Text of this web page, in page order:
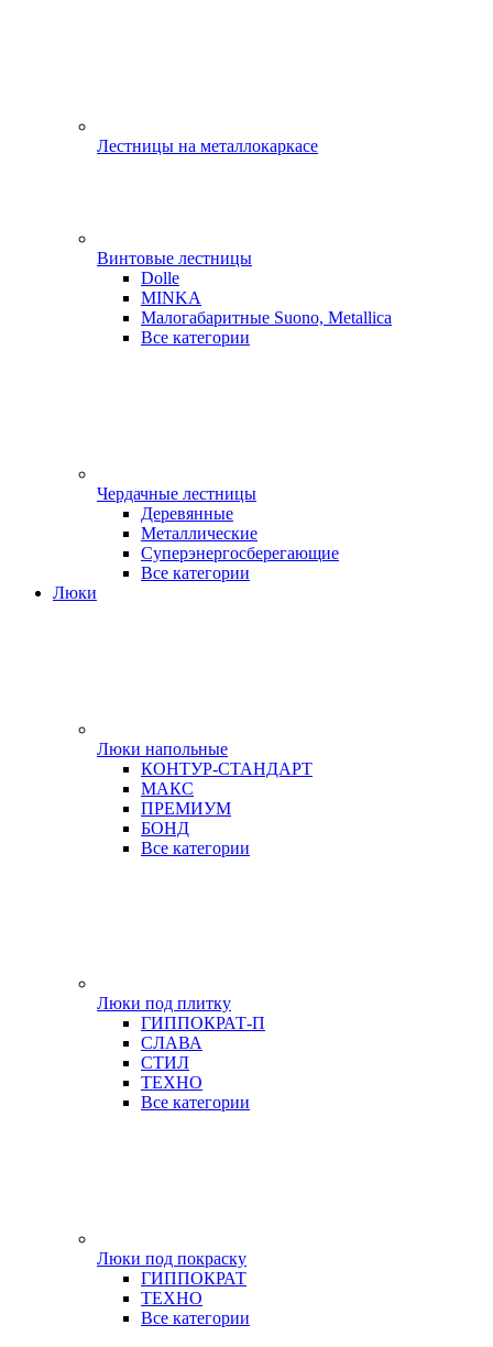
Лестницы на металлокаркасе
Винтовые лестницы
Dolle
MINKA
Малогабаритные Suono, Metallica
Все категории
Чердачные лестницы
Деревянные
Металлические
Суперэнергосберегающие
Все категории
Люки
Люки напольные
КОНТУР-СТАНДАРТ
МАКС
ПРЕМИУМ
БОНД
Все категории
Люки под плитку
ГИППОКРАТ-П
СЛАВА
СТИЛ
ТЕХНО
Все категории
Люки под покраску
ГИППОКРАТ
ТЕХНО
Все категории